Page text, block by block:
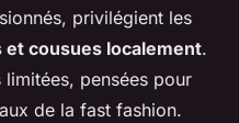
privilégient les
cousues localement.
pensées pour
de la fast fashion.